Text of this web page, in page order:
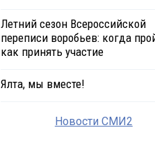
Летний сезон Всероссийской
переписи воробьев: когда
как принять участие
Ялта, мы вместе!
Новости СМИ2